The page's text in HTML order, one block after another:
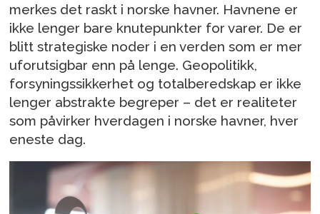
merkes det raskt i norske havner. Havnene er
ikke lenger bare knutepunkter for varer. De er
blitt strategiske noder i en verden som er mer
uforutsigbar enn på lenge. Geopolitikk,
forsyningssikkerhet og totalberedskap er ikke
lenger abstrakte begreper – det er realiteter
som påvirker hverdagen i norske havner, hver
eneste dag.